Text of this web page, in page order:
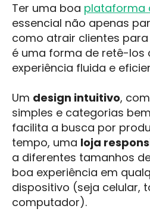
Ter uma boa plataforma
essencial não apenas
como atrair clientes
é uma forma de retê-los
experiência fluida e
Um design intuitivo,
simples e categorias
facilita a busca por
tempo, uma loja
a diferentes tamanhos
boa experiência em
dispositivo (seja celular,
computador).